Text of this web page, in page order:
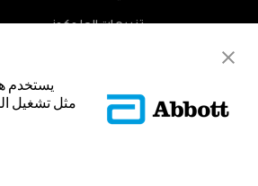
تنبيهات الجلوكوز
يستخدم
مثل تشغيل